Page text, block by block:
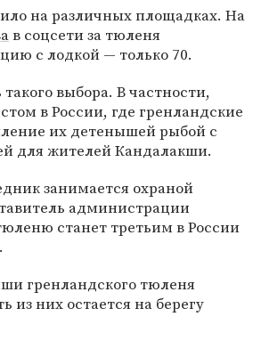
на различных площадках. На
в соцсети за тюленя
с лодкой — только 70.
выбора. В частности,
в России, где гренландские
их детенышей рыбой с
для жителей Кандалакши.
занимается охраной
администрации
станет третьим в России
гренландского тюленя
из них остается на берегу